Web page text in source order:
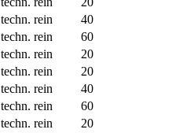
techn. rein
40
techn. rein
60
techn. rein
20
techn. rein
20
techn. rein
40
techn. rein
60
techn. rein
20